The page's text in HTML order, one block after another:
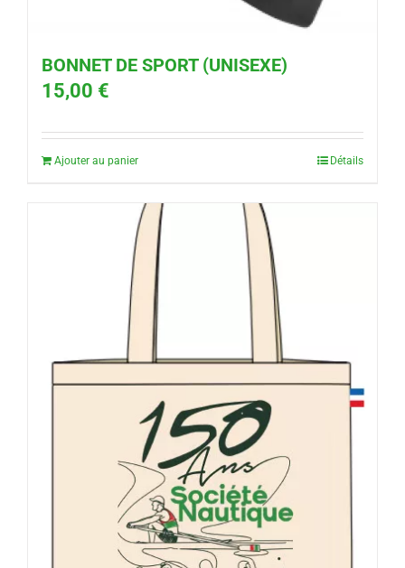
BONNET DE SPORT (UNISEXE)
15,00 €
Ajouter au panier Détails